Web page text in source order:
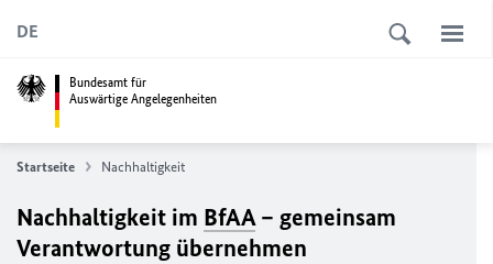
Bundesamt für
Auswärtige Angelegenheiten
DE
Startseite Nachhaltigkeit
Nachhaltigkeit im BfAA– gemeinsam
Verantwortung übernehmen